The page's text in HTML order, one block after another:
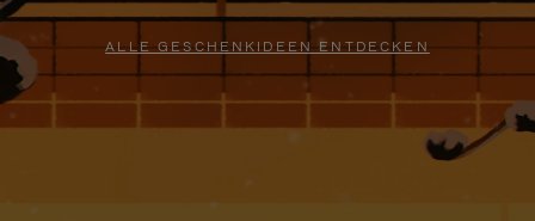
ALLE GESCHENKIDEEN ENTDECKEN